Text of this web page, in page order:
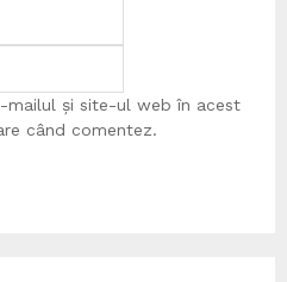
mailul și site-ul web în acest
când comentez.